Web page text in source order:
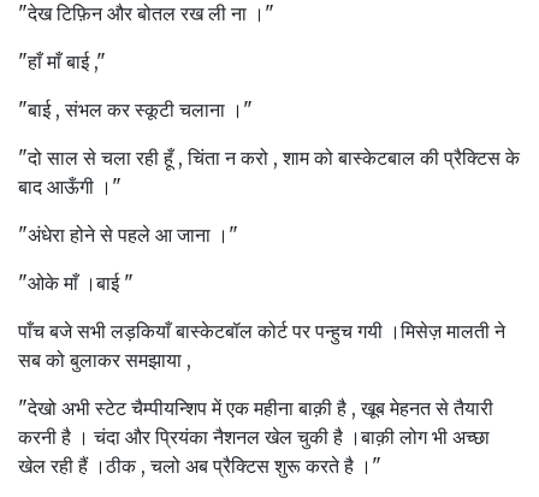
"देख टिफ़िन और बोतल रख ली ना ।"
"हाँ माँ बाई ,"
"बाई , संभल कर स्कूटी चलाना ।"
"दो साल से चला रही हूँ , चिंता न करो , शाम को बास्केटबाल की प्रैक्टिस के
बाद आऊँगी ।"
"अंधेरा होने से पहले आ जाना ।"
"ओके माँ ।बाई "
पाँच बजे सभी लड़कियाँ बास्केटबॉल कोर्ट पर पन्हुच गयी ।मिसेज़ मालती ने
सब को बुलाकर समझाया ,
"देखो अभी स्टेट चैम्पीयन्शिप में एक महीना बाक़ी है , खूब मेहनत से तैयारी
करनी है । चंदा और प्रियंका नैशनल खेल चुकी है ।बाक़ी लोग भी अच्छा
खेल रही हैं ।ठीक , चलो अब प्रैक्टिस शुरू करते है ।"